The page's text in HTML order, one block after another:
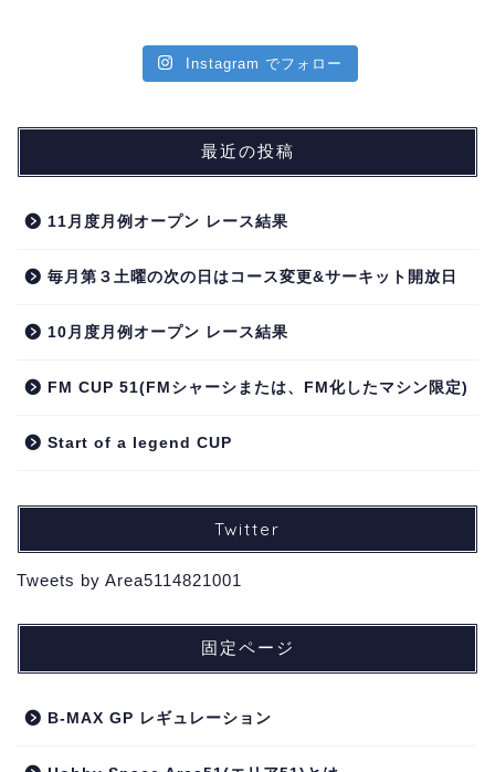
Instagram でフォロー
最近の投稿
11月度月例オープン レース結果
毎月第３土曜の次の日はコース変更&サーキット開放日
10月度月例オープン レース結果
FM CUP 51(FMシャーシまたは、FM化したマシン限定)
Start of a legend CUP
Twitter
Tweets by Area5114821001
固定ページ
B-MAX GP レギュレーション